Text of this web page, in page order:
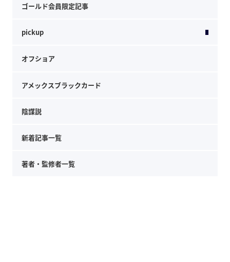
ゴールド会員限定記事
pickup
オフショア
アメックスブラックカード
陰謀説
新着記事一覧
著者・監修者一覧